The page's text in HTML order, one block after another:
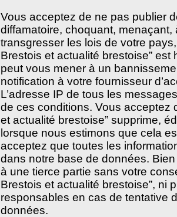
Vous acceptez de ne pas publier
diffamatoire, choquant,
transgresser les lois de votre
Brestois et actualité brestoise”
peut vous mener à un
notification à votre fournisseur
L’adresse IP de tous les
de ces conditions. Vous acceptez
et actualité brestoise” supprime,
lorsque nous estimons que cela
acceptez que toutes les
dans notre base de données.
à une tierce partie sans votre
Brestois et actualité brestoise”, ni
responsables en cas de tentative
données.